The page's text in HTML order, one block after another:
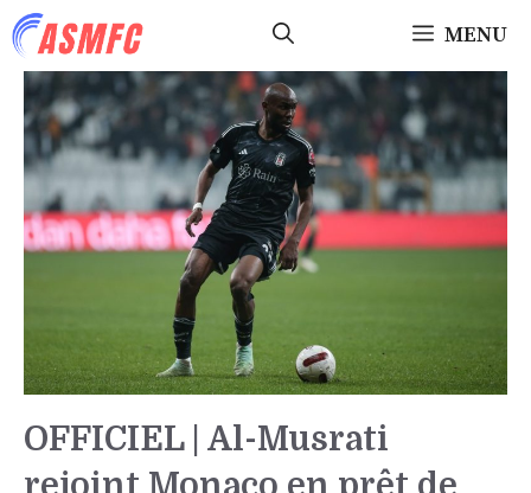
Aller
au
contenu
MENU
OFFICIEL | Al-Musrati
rejoint Monaco en prêt de